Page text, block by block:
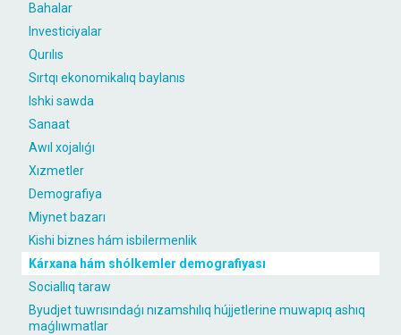
Bahalar
Investiciyalar
Qurılıs
Sırtqı ekonomikalıq baylanıs
Ishki sawda
Sanaat
Awıl xojalıǵı
Xızmetler
Demografiya
Miynet bazarı
Kishi biznes hám isbilermenlik
Kárxana hám shólkemler demografiyası
Sociallıq taraw
Byudjet tuwrısındaǵı nızamshılıq hújjetlerine muwapıq ashıq
maǵlıwmatlar